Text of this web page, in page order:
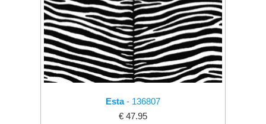
Esta- 136807
€ 47.95